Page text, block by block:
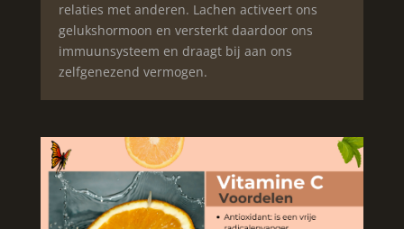
relaties met anderen. Lachen activeert ons
gelukshormoon en versterkt daardoor ons
immuunsysteem en draagt bij aan ons
zelfgenezend vermogen.